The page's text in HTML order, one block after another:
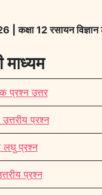
12 रसायन विज्ञान
माध्यम
प्रश्न उत्तर
उत्तरीय प्रश्न
लघु प्रश्न
प्रश्न